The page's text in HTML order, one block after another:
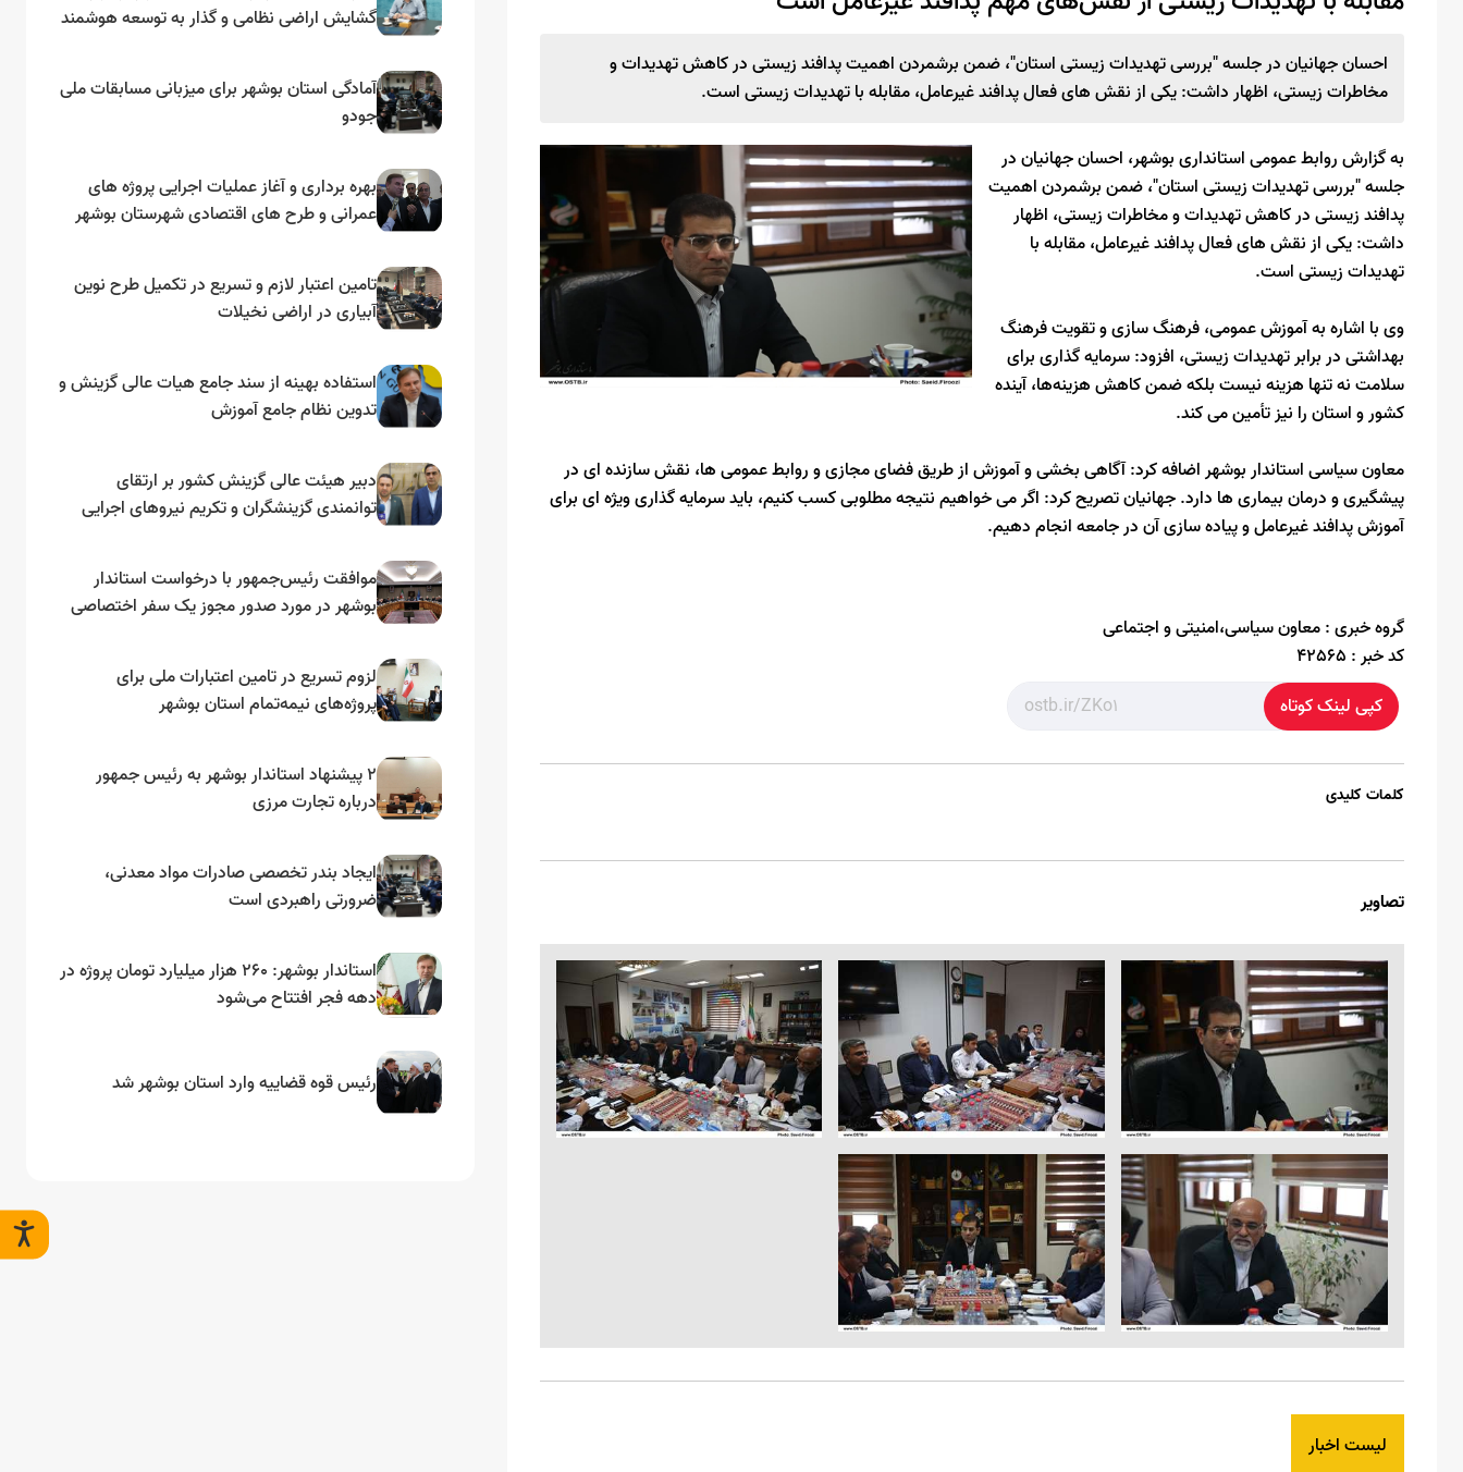
احسان جهانیان در جلسه "بررسی تهدیدات زیستی استان"، ضمن برشمردن اهمیت پدافند زیستی در کاهش تهدیدات و
مخاطرات زیستی، اظهار داشت: یکی از نقش های فعال پدافند غیرعامل، مقابله با تهدیدات زیستی است.
به گزارش روابط عمومی استانداری بوشهر، احسان جهانیان در
جلسه "بررسی تهدیدات زیستی استان"، ضمن برشمردن اهمیت
پدافند زیستی در کاهش تهدیدات و مخاطرات زیستی، اظهار
داشت: یکی از نقش های فعال پدافند غیرعامل، مقابله با
تهدیدات زیستی است.
وی با اشاره به آموزش عمومی، فرهنگ سازی و تقویت فرهنگ
بهداشتی در برابر تهدیدات زیستی، افزود: سرمایه گذاری برای
سلامت نه تنها هزینه نیست بلکه ضمن کاهش هزینه‌ها، آینده
کشور و استان را نیز تأمین می کند.
معاون سیاسی استاندار بوشهر اضافه کرد: آگاهی بخشی و آموزش از طریق فضای مجازی و روابط عمومی ها، نقش سازنده ای در
پیشگیری و درمان بیماری ها دارد. جهانیان تصریح کرد: اگر می خواهیم نتیجه مطلوبی کسب کنیم، باید سرمایه گذاری ویژه ای برای
آموزش پدافند غیرعامل و پیاده سازی آن در جامعه انجام دهیم.
گروه خبری :معاون سیاسی،امنیتی و اجتماعی
کد خبر : 42565
کپی لینک کوتاه
کلمات کلیدی
تصاویر
لیست اخبار
گشایش اراضی نظامی و گذار به توسعه هوشمند
آمادگی استان بوشهر برای میزبانی مسابقات ملی
جودو
بهره برداری و آغاز عملیات اجرایی پروژه های
عمرانی و طرح های اقتصادی شهرستان بوشهر
تامین اعتبار لازم و تسریع در تکمیل طرح نوین
آبیاری در اراضی نخیلات
استفاده بهینه از سند جامع هیات عالی گزینش و‌
تدوین نظام جامع آموزش
دبیر هیئت عالی گزینش کشور بر ارتقای
توانمندی گزینشگران و تکریم نیروهای اجرایی
موافقت رئیس‌جمهور با درخواست استاندار
بوشهر در مورد صدور مجوز یک سفر اختصاصی
لزوم تسریع در تامین اعتبارات ملی برای
پروژه‌های نیمه‌تمام استان بوشهر
۲ پیشنهاد استاندار بوشهر به رئیس جمهور
درباره تجارت مرزی
ایجاد بندر تخصصی صادرات مواد معدنی،
ضرورتی راهبردی است
استاندار بوشهر: ۲۶۰ هزار میلیارد تومان پروژه در
دهه فجر افتتاح می‌شود
رئیس قوه قضاییه وارد استان بوشهر شد